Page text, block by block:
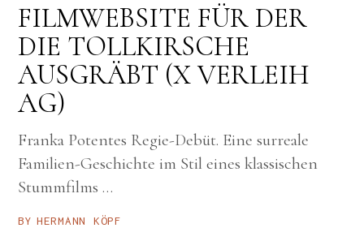
FILMWEBSITE FÜR DER
DIE TOLLKIRSCHE
AUSGRÄBT (X VERLEIH
AG)
Franka Potentes Regie-Debüt. Eine surreale
Familien-Geschichte im Stil eines klassischen
Stummfilms …
BY HERMANN KÖPF